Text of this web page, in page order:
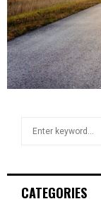
CATEGORIES